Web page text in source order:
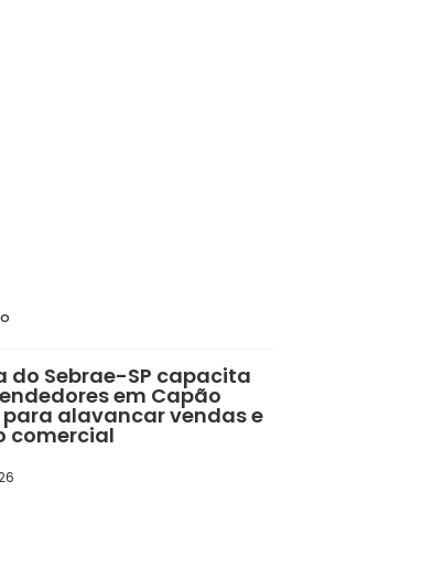
do Sebrae-SP capacita
em Capão
para alavancar vendas e
comercial